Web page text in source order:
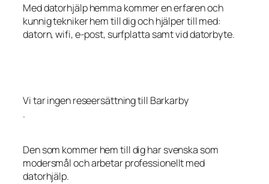
Med datorhjälp hemma kommer en erfaren och
kunnig tekniker hem till dig och hjälper till med:
datorn, wifi, e-post, surfplatta samt vid datorbyte.
Vi tar ingen reseersättning till Barkarby
.
Den som kommer hem till dig har svenska som
modersmål och arbetar professionellt med
datorhjälp.